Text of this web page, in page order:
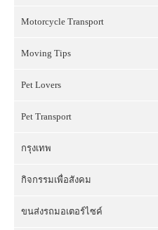
Motorcycle Transport
Moving Tips
Pet Lovers
Pet Transport
กรุงเทพ
กิจกรรมเพื่อสังคม
ขนส่งรถมอเตอร์ไซค์